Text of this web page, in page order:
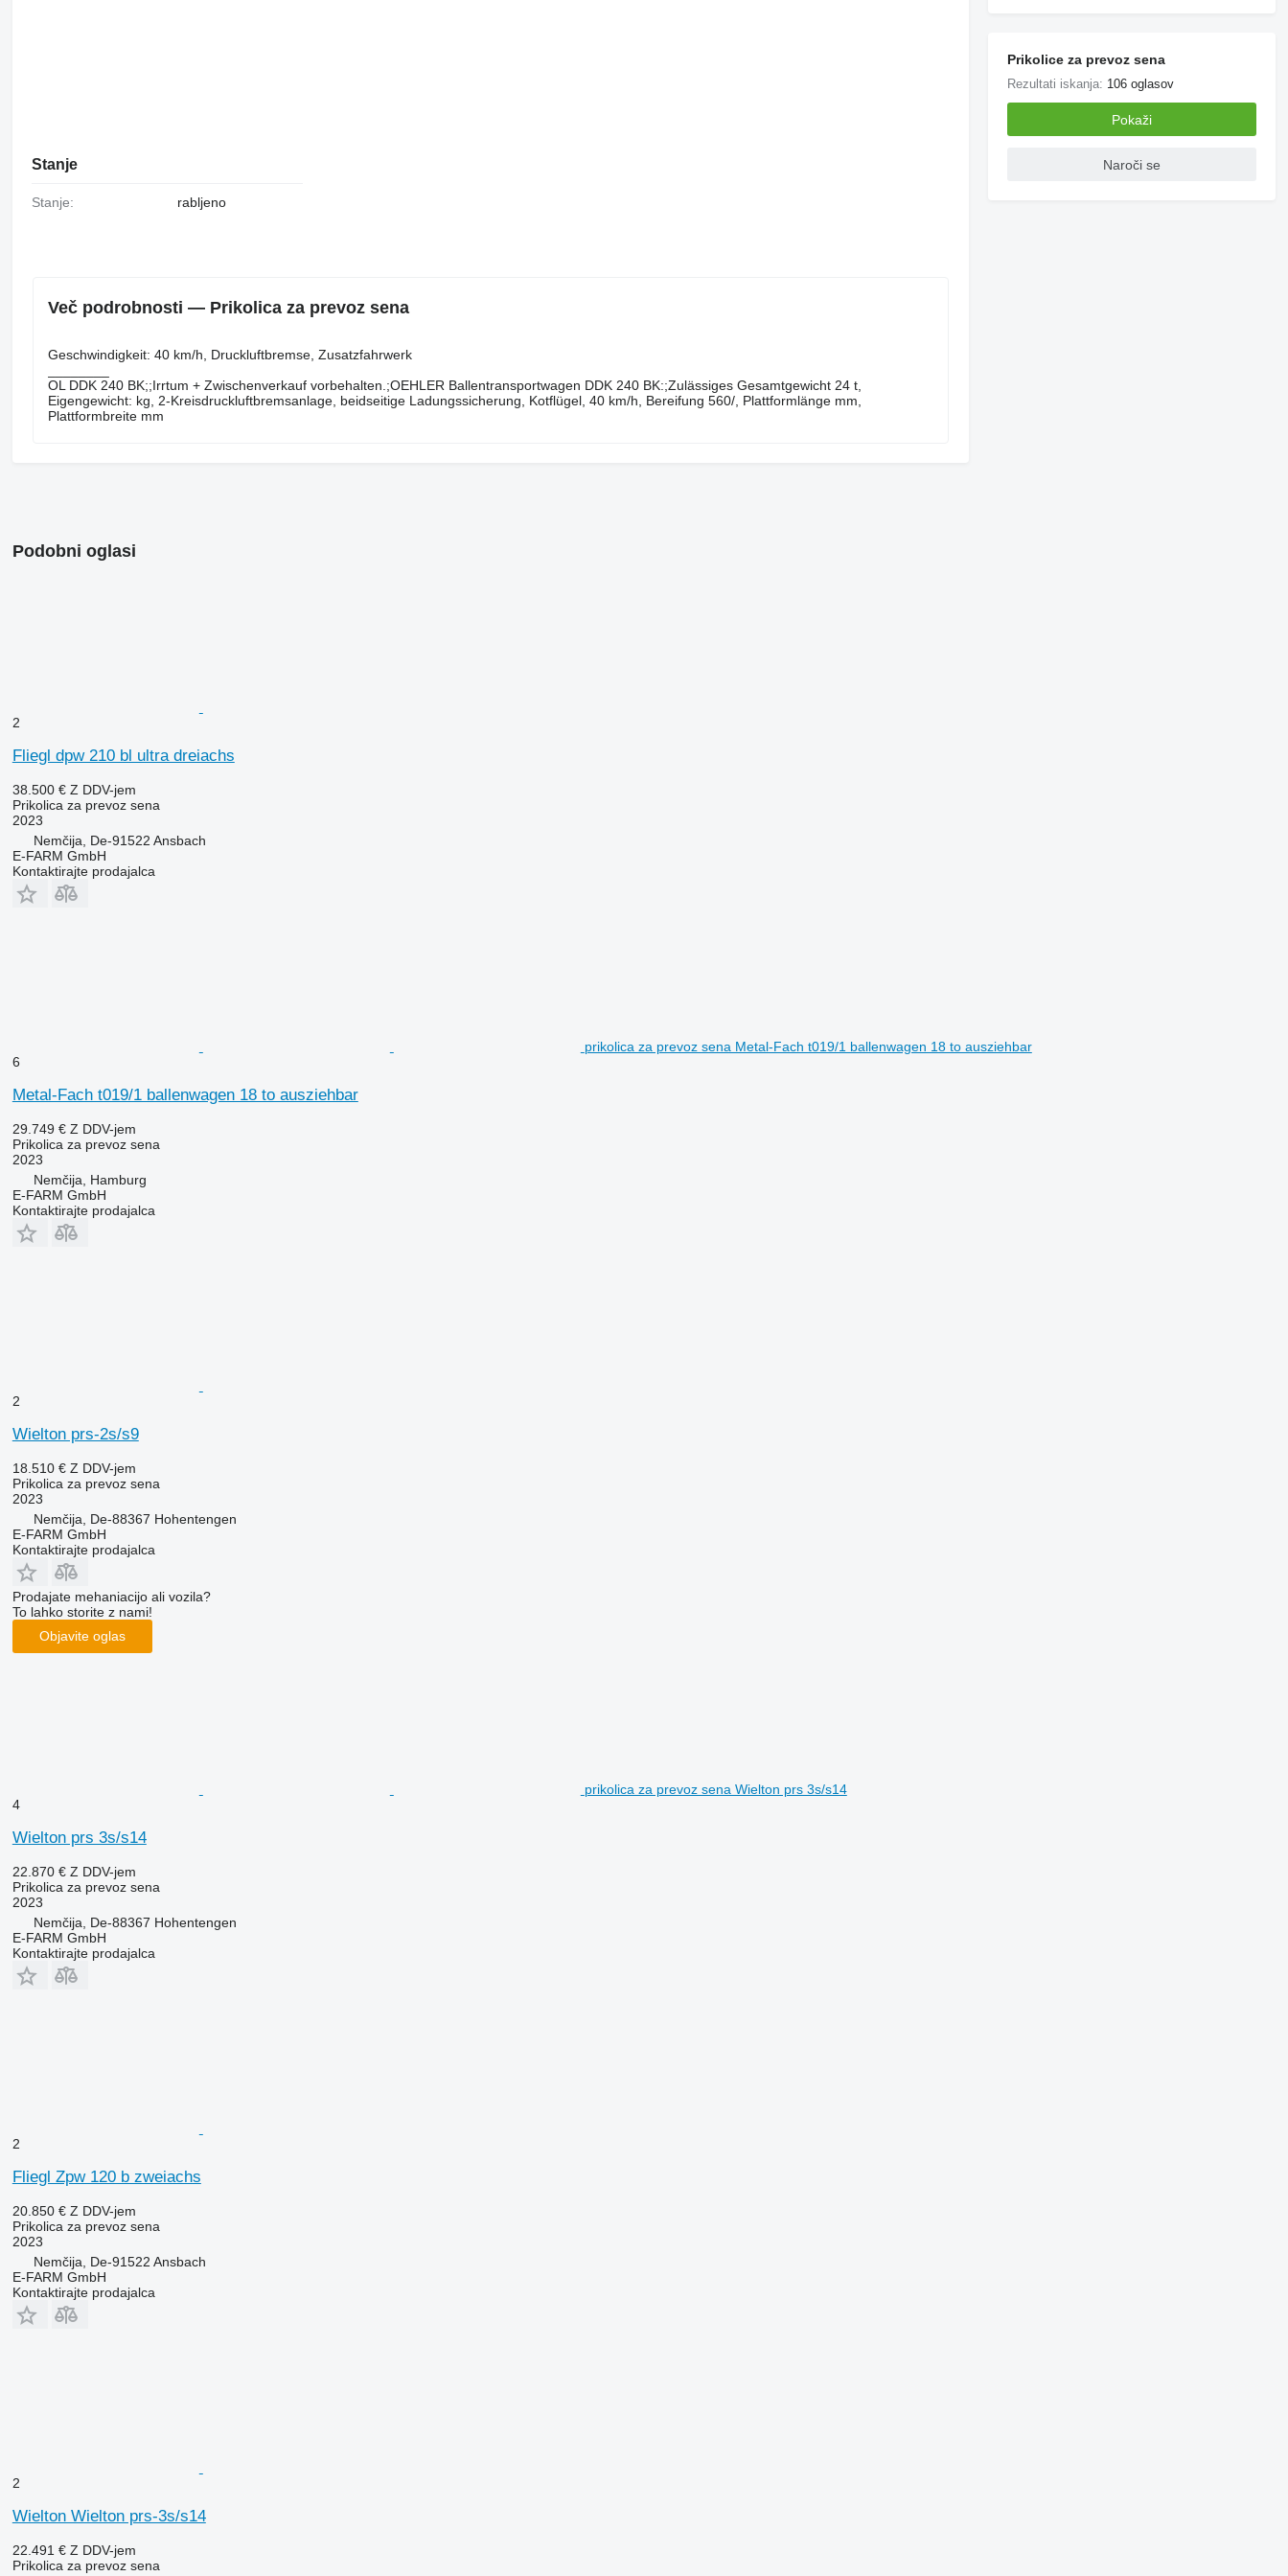
Stanje
Stanje: rabljeno
Več podrobnosti — Prikolica za prevoz sena
Geschwindigkeit: 40 km/h, Druckluftbremse, Zusatzfahrwerk
OL DDK 240 BK;;Irrtum + Zwischenverkauf vorbehalten.;OEHLER Ballentransportwagen DDK 240 BK:;Zulässiges Gesamtgewicht 24 t,
Eigengewicht: kg, 2-Kreisdruckluftbremsanlage, beidseitige Ladungssicherung, Kotflügel, 40 km/h, Bereifung 560/, Plattformlänge mm,
Plattformbreite mm
Prikolice za prevoz sena
Rezultati iskanja: 106 oglasov
Pokaži
Naroči se
Podobni oglasi
2
Fliegl dpw 210 bl ultra dreiachs
38.500 € Z DDV-jem
Prikolica za prevoz sena
2023
Nemčija, De-91522 Ansbach
E-FARM GmbH
Kontaktirajte prodajalca
prikolica za prevoz sena Metal-Fach t019/1 ballenwagen 18 to ausziehbar
6
Metal-Fach t019/1 ballenwagen 18 to ausziehbar
29.749 € Z DDV-jem
Prikolica za prevoz sena
2023
Nemčija, Hamburg
E-FARM GmbH
Kontaktirajte prodajalca
2
Wielton prs-2s/s9
18.510 € Z DDV-jem
Prikolica za prevoz sena
2023
Nemčija, De-88367 Hohentengen
E-FARM GmbH
Kontaktirajte prodajalca
Prodajate mehaniacijo ali vozila?
To lahko storite z nami!
Objavite oglas
prikolica za prevoz sena Wielton prs 3s/s14
4
Wielton prs 3s/s14
22.870 € Z DDV-jem
Prikolica za prevoz sena
2023
Nemčija, De-88367 Hohentengen
E-FARM GmbH
Kontaktirajte prodajalca
2
Fliegl Zpw 120 b zweiachs
20.850 € Z DDV-jem
Prikolica za prevoz sena
2023
Nemčija, De-91522 Ansbach
E-FARM GmbH
Kontaktirajte prodajalca
2
Wielton Wielton prs-3s/s14
22.491 € Z DDV-jem
Prikolica za prevoz sena